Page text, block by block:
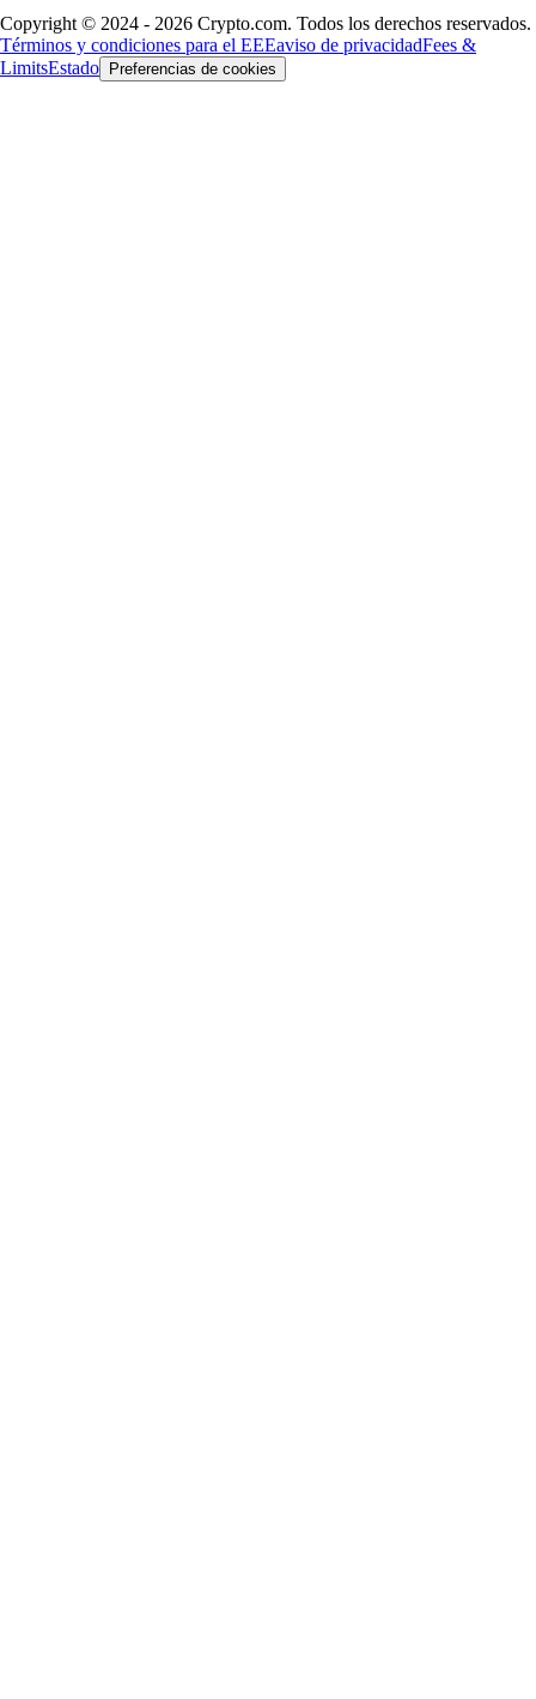
Copyright © 2024 - 2026 Crypto.com. Todos los derechos reservados.
Términos y condiciones para el EEEaviso de privacidadFees &
LimitsEstado Preferencias de cookies